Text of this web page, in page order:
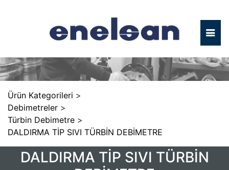
Ürün Kategorileri >
Debimetreler >
Türbin Debimetre >
DALDIRMA TİP SIVI TÜRBİN DEBİMETRE
DALDIRMA TİP SIVI TÜRBİN